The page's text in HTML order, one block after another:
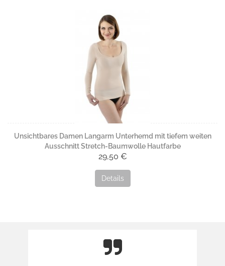
Unsichtbares Damen Langarm Unterhemd mit tiefem weiten
Ausschnitt Stretch-Baumwolle Hautfarbe
29,50 €
Details